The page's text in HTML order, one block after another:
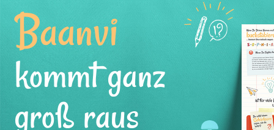
Baanvi
kommt ganz
groß raus